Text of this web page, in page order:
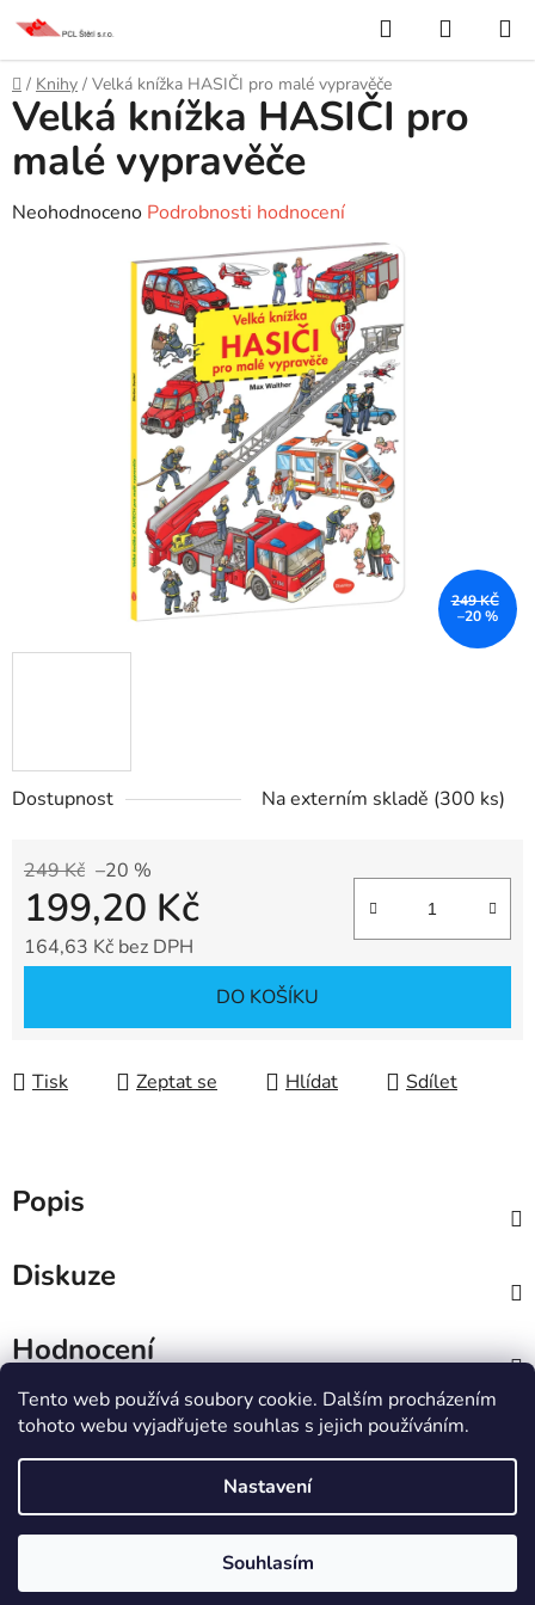
Tento web používá soubory cookie. Dalším procházením
tohoto webu vyjadřujete souhlas s jejich používáním.
Nastavení
Souhlasím
Přejít
obsah
Hledat
KOŠÍK
Domů
/ Knihy / Velká knížka HASIČI pro malé vypravěče
Dostupnost Na externím skladě (300 ks)
249 Kč –20 %
199,20 Kč
164,63 Kč bez DPH
DO KOŠÍKU
Tisk Zeptat se Hlídat Sdílet
Velká knížka HASIČI pro
malé vypravěče
Průměrné
Neohodnoceno Podrobnosti hodnocení
249 KČ
–20 %
Popis
Diskuze
Hodnocení
IT e-shop
Vytvořil Shoptet
PCL Štětí s.r.o.
vyhrazena.